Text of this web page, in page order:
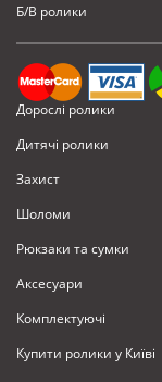
Б/В ролики
Дорослі ролики
Дитячі ролики
Захист
Шоломи
Рюкзаки та сумки
Аксесуари
Комплектуючi
Купити ролики у Київі